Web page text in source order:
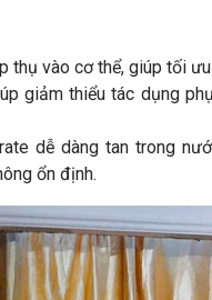
thụ vào cơ thể, giúp tối
giảm thiểu tác dụng
dễ dàng tan trong
ổn định.